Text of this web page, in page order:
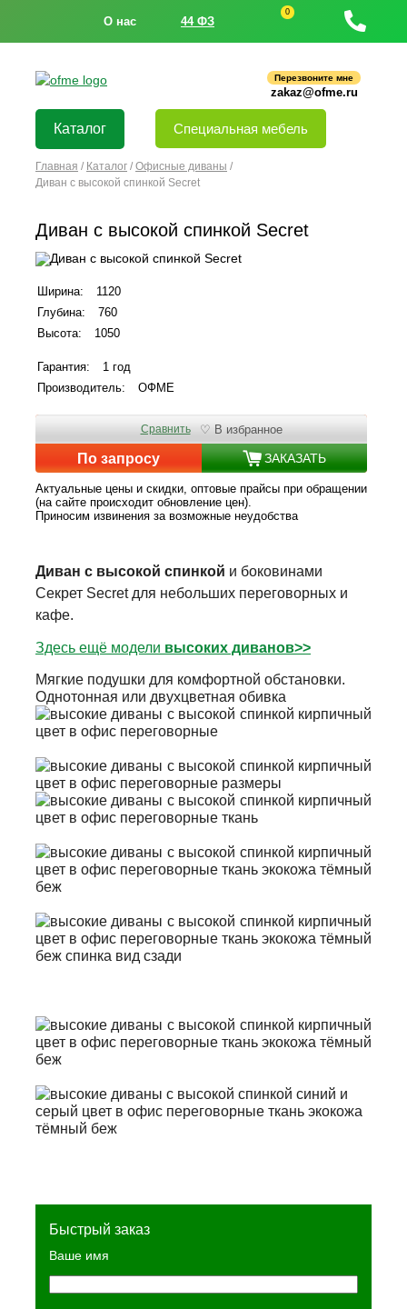
О нас 44 ФЗ
0
Перезвоните мне
zakaz@ofme.ru
Каталог Специальная мебель
Главная / Каталог / Офисные диваны /
Диван с высокой спинкой Secret
Диван с высокой спинкой Secret
Ширина:
1120
Глубина:
760
Высота:
1050
Гарантия:
1 год
Производитель:
ОФМЕ
По запросу ЗАКАЗАТЬ
Сравнить ♡ В избранное
Актуальные цены и скидки, оптовые прайсы при обращении
(на сайте происходит обновление цен).
Приносим извинения за возможные неудобства
Диван с высокой спинкой и боковинами
Секрет Secret для небольших переговорных и
кафе.
Здесь ещё модели высоких диванов>>
Мягкие подушки для комфортной обстановки.
Однотонная или двухцветная обивка
Быстрый заказ
Ваше имя